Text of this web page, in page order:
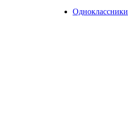
Одноклассники